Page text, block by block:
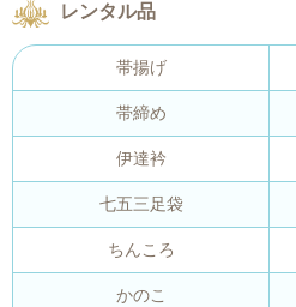
レンタル品
帯揚げ
帯締め
伊達衿
七五三足袋
ちんころ
かのこ